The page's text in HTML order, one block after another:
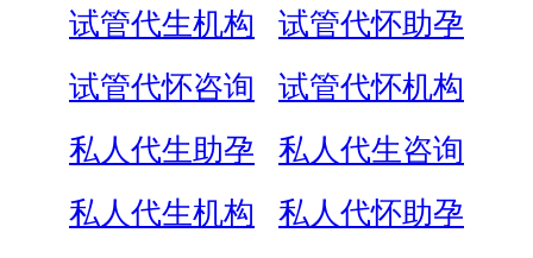
试管代生机构
试管代怀助孕
试管代怀咨询
试管代怀机构
私人代生助孕
私人代生咨询
私人代生机构
私人代怀助孕